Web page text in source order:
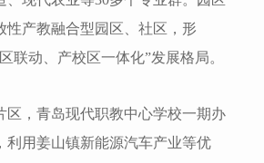
性产教融合型园区、社区，形
联动、产校区一体化”发展格局。
区，青岛现代职教中心学校一期办
利用姜山镇新能源汽车产业等优